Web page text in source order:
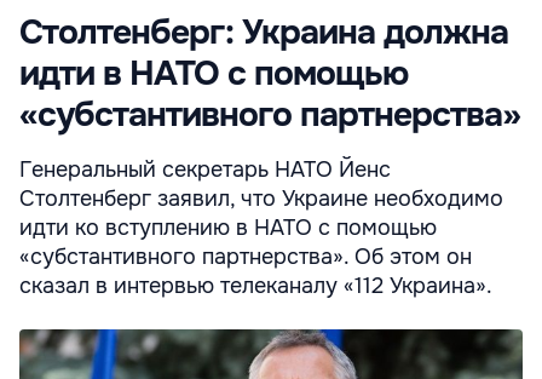
Столтенберг: Украина должна
идти в НАТО с помощью
«субстантивного партнерства»
Генеральный секретарь НАТО Йенс
Столтенберг заявил, что Украине необходимо
идти ко вступлению в НАТО с помощью
«субстантивного партнерства». Об этом он
сказал в интервью телеканалу «112 Украина».